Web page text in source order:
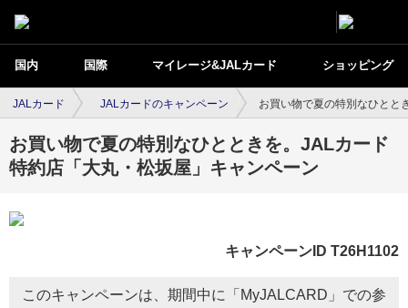
国内 国際 マイレージ&JALカード ショッピング
JALカード JALカードのキャンペーン お買い物で夏の特別なひとと
お買い物で夏の特別なひとときを。JALカード
特約店「大丸・松坂屋」キャンペーン
キャンペーンID T26H1102
このキャンペーンは、期間中に「MyJALCARD」での参